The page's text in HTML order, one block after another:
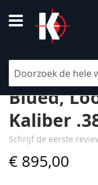
naar
de
Blued,
Kaliber
Schrijf de eerste
€ 895,00